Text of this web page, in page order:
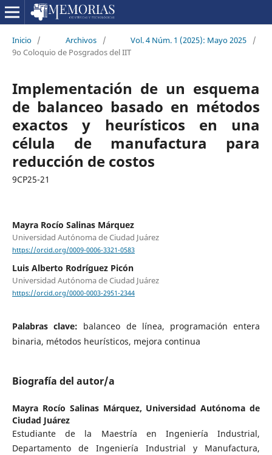
Inicio / Archivos / Vol. 4 Núm. 1 (2025): Mayo 2025
/
9o Coloquio de Posgrados del IIT
Implementación de un esquema
de balanceo basado en métodos
exactos y heurísticos en una
célula de manufactura para
reducción de costos
9CP25-21
Mayra Rocío Salinas Márquez
Universidad Autónoma de Ciudad Juárez
https://orcid.org/0009-0006-3321-0583
Luis Alberto Rodríguez Picón
Universidad Autónoma de Ciudad Juárez
https://orcid.org/0000-0003-2951-2344
Palabras clave: balanceo de línea, programación entera
binaria, métodos heurísticos, mejora continua
Biografía del autor/a
Mayra Rocío Salinas Márquez, Universidad Autónoma de
Ciudad Juárez
Estudiante de la Maestría en Ingeniería Industrial,
Departamento de Ingeniería Industrial y Manufactura,